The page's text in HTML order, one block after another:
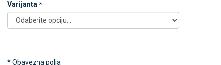
Varijanta *
* Obavezna polja